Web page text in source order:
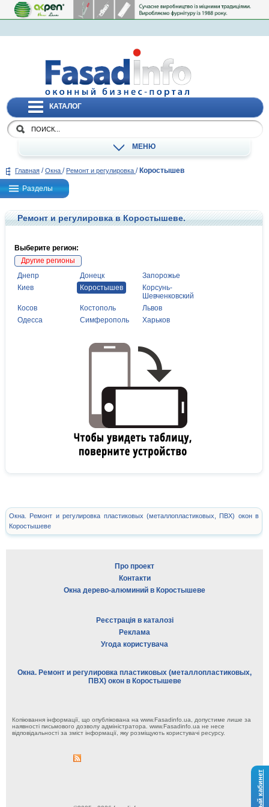
КАТАЛОГ
МЕНЮ
Главная / Окна / Ремонт и регулировка / Коростышев
Разделы
Ремонт и регулировка в Коростышеве.
Выберите регион:
Другие регионы
Днепр
Донецк
Запорожье
Киев
Коростышев
Корсунь-
Шевченковский
Косов
Костополь
Львов
Одесса
Симферополь Харьков
Окна. Ремонт и регулировка пластиковых (металлопластиковых, ПВХ) окон в
Коростышеве
Про проект
Контакти
Окна дерево-алюминий в Коростышеве
Реєстрація в каталозі
Реклама
Угода користувача
Окна. Ремонт и регулировка пластиковых (металлопластиковых,
ПВХ) окон в Коростышеве
Копіювання інформації, що опублікована на www.Fasadinfo.ua, допустиме лише за
наявності письмового дозволу адміністратора. www.Fasadinfo.ua не несе
відповідальності за зміст інформації, яку розміщують користувачі ресурсу.